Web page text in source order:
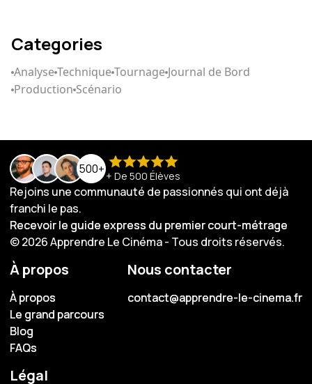
Categories
AnalyseTechniqueTournage Journal de Bord
Production Scénario
500+ + De 500 Élèves
Rejoins une communauté de passionnés qui ont déjà
franchi le pas.
Recevoir le guide express du premier court-métrage
Recevoir le guide express du premier court-métrage
© 2026 Apprendre Le Cinéma - Tous droits réservés.
À propos
À propos
À propos
Le grand parcours
Le grand parcours
Blog
Blog
FAQs
FAQs
Nous contacter
contact@apprendre-le-cinema.fr
contact@apprendre-le-cinema.fr
Légal